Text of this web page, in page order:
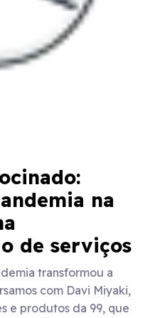
na
de serviços
transformou a
com Davi Miyaki,
e produtos da 99, que